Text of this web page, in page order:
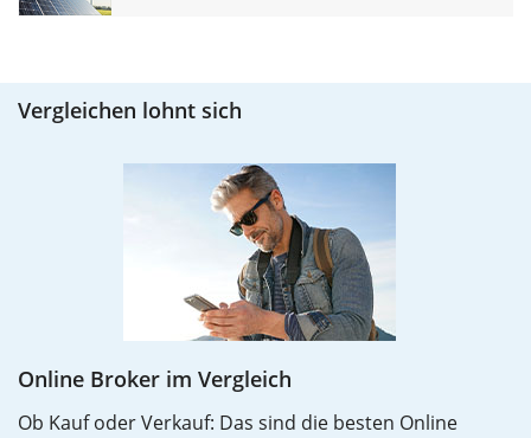
Vergleichen lohnt sich
Online Broker im Vergleich
Ob Kauf oder Verkauf: Das sind die besten Online